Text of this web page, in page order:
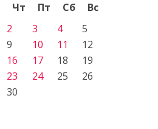
Чт Пт Сб
Вс
2 3 4
5
9 10 11
12
16 17 18
19
23 24 25
26
30